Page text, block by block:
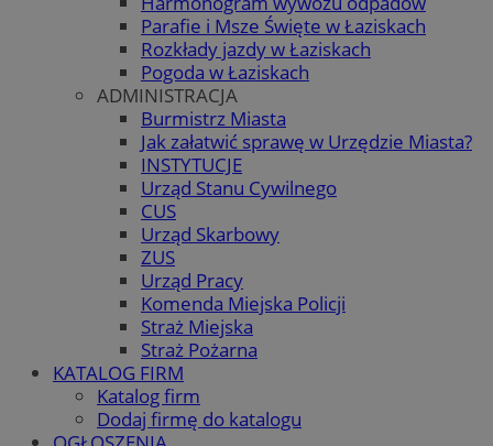
Parafie i Msze Święte w Łaziskach
Rozkłady jazdy w Łaziskach
Pogoda w Łaziskach
ADMINISTRACJA
Burmistrz Miasta
Jak załatwić sprawę w Urzędzie Miasta?
INSTYTUCJE
Urząd Stanu Cywilnego
CUS
Urząd Skarbowy
ZUS
Urząd Pracy
Komenda Miejska Policji
Straż Miejska
Straż Pożarna
KATALOG FIRM
Katalog firm
Dodaj firmę do katalogu